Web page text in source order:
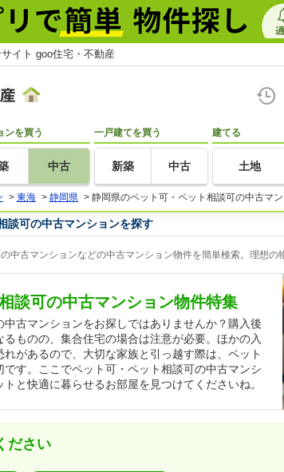
イト goo住宅・不動産
ンを買う
中古
一戸建てを買う
新築 中古
建てる
土地
> 東海 > 静岡県 > 静岡県のペット可・ペット相談可の中古マ
談可の中古マンションを探す
中古マンションなどの中古マンション物件を簡単検索。理想
談可の中古マンション物件特集
古マンションをお探しではありませんか？購入後
ものの、集合住宅の場合は注意が必要。ほかの入
があるので、大切な家族と引っ越す際は、ペット
す。ここでペット可・ペット相談可の中古マンシ
と快適に暮らせるお部屋を見つけてくださいね。
ださい